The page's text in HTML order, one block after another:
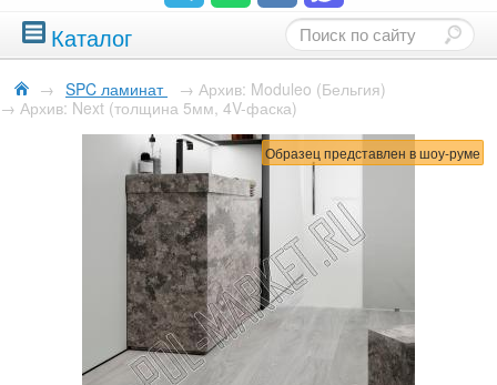
Каталог
→ SPC ламинат → Архив: Moduleo (Бельгия)
→ Архив: Next (толщина 5мм, 4V-фаска)
Образец представлен в шоу-руме